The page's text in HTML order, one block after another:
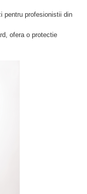
pentru profesionistii din
ofera o protectie